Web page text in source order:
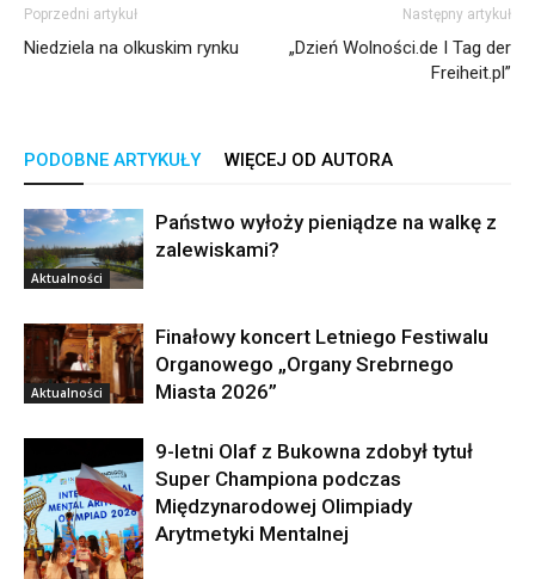
Poprzedni artykuł
Niedziela na olkuskim rynku
Następny artykuł
„Dzień Wolności.de I Tag der
Freiheit.pl”
PODOBNE ARTYKUŁY WIĘCEJ OD AUTORA
Aktualności
Państwo wyłoży pieniądze na walkę z
zalewiskami?
Aktualności
Finałowy koncert Letniego Festiwalu
Organowego „Organy Srebrnego
Miasta 2026”
9-letni Olaf z Bukowna zdobył tytuł
Super Championa podczas
Międzynarodowej Olimpiady
Arytmetyki Mentalnej